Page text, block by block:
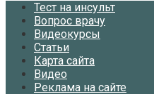
Тест на инсульт
Вопрос врачу
Видеокурсы
Статьи
Карта сайта
Видео
Реклама на сайте